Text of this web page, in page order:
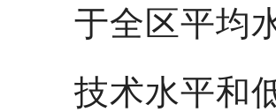
于全区平均
技术水平和